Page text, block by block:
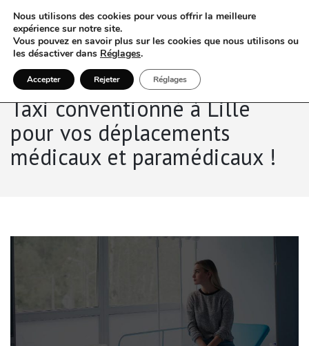
Taxi conventionné à Lille
pour vos déplacements
médicaux et paramédicaux !
Nous utilisons des cookies pour vous offrir la meilleure
expérience sur notre site.
Vous pouvez en savoir plus sur les cookies que nous utilisons ou
les désactiver dans Réglages.
Accepter Rejeter Réglages